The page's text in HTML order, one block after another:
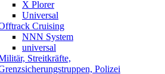
X Plorer
Universal
Cruising
NNN System
universal
Streitkräfte,
Polizei